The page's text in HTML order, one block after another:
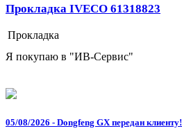
Прокладка IVECO 61318823
Прокладка
Я покупаю в "ИВ-Сервис"
05/08/2026 - Dongfeng GX передан клиенту!